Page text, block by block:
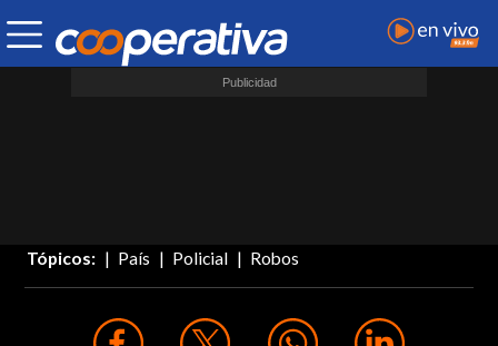
Tópicos: País Policial Robos